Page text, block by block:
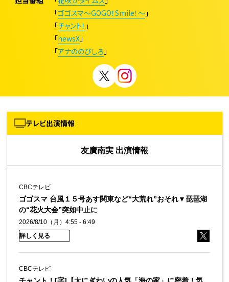
「ゴゴスマ～GOGO！Smile！～」
「チャント！ 」
「newsX」
「アナののびしろ 」
テレビ出演情報